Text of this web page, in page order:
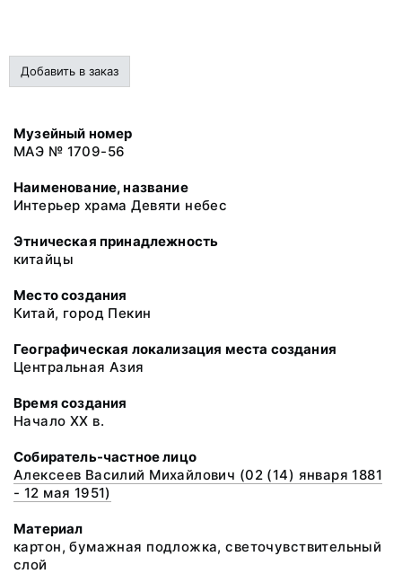
Добавить в заказ
Музейный номер
МАЭ № 1709-56
Наименование, название
Интерьер храма Девяти небес
Этническая принадлежность
китайцы
Место создания
Китай, город Пекин
Географическая локализация места создания
Центральная Азия
Время создания
Начало XX в.
Собиратель-частное лицо
Алексеев Василий Михайлович (02 (14) января 1881
- 12 мая 1951)
Материал
картон, бумажная подложка, светочувствительный
слой